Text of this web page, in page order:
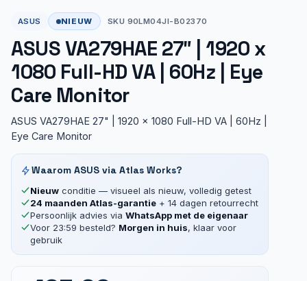
ASUS NIEUW SKU 90LM04JI-B02370
ASUS VA279HAE 27″ | 1920 x
1080 Full-HD VA | 60Hz | Eye
Care Monitor
ASUS VA279HAE 27" | 1920 x 1080 Full-HD VA | 60Hz |
Eye Care Monitor
Waarom ASUS via Atlas Works?
Nieuw conditie — visueel als nieuw, volledig getest
24 maanden Atlas-garantie + 14 dagen retourrecht
Persoonlijk advies via WhatsApp met de eigenaar
Voor 23:59 besteld? Morgen in huis, klaar voor
gebruik